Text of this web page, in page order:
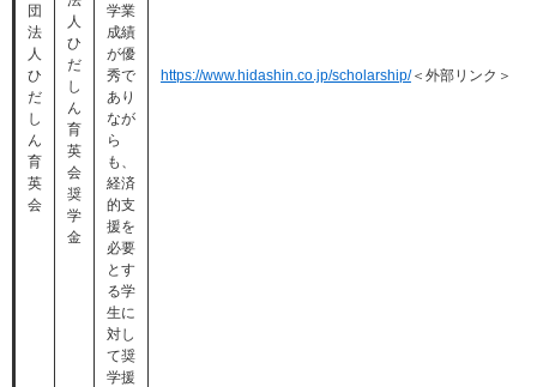
団
法
人
ひ
だ
し
ん
育
英
会
人
ひ
だ
し
ん
育
英
会
奨
学
金
学業
成績
が優
秀で
あり
なが
ら
も、
経済
的支
援を
必要
とす
る学
生に
対し
て奨
学援
https://www.hidashin.co.jp/scholarship/＜外部リンク＞